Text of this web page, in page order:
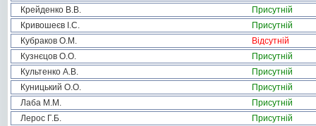
Крейденко В.В.
Присутній
Кривошеєв І.С.
Присутній
Кубраков О.М.
Відсутній
Кузнєцов О.О.
Присутній
Культенко А.В.
Присутній
Куницький О.О.
Присутній
Лаба М.М.
Присутній
Лерос Г.Б.
Присутній